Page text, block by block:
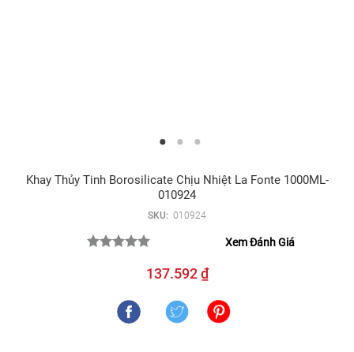
Khay Thủy Tinh Borosilicate Chịu Nhiệt La Fonte 1000ML-
010924
SKU: 010924
Xem Đánh Giá
137.592 ₫